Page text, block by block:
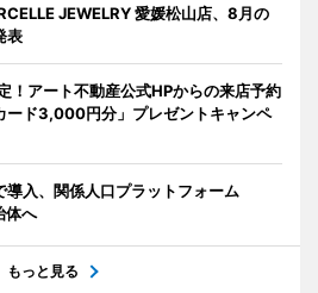
JEWELRY 愛媛松山店、8月の
表
！アート不動産公式HPからの来店予約
ード3,000円分」プレゼントキャンペ
入、関係人口プラットフォーム
体へ
もっと見る